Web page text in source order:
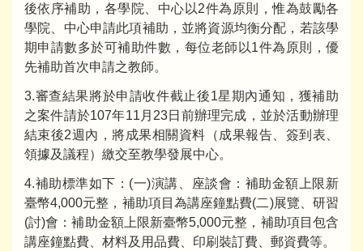
後依序補助，各學院、中心以2件為原則，惟為鼓勵各
學院、中心申請此項補助，並將資源均衡分配，若該學
期申請數多於可補助件數，每位老師以1件為原則，優
先補助首次申請之教師。
3.審查結果將於申請收件截止後1星期內通知，獲補助
之案件請於107年11月23日前辦理完成，並於活動辦理
結束後2週內，將成果相關資料（成果報告、簽到表、
領據及議程）繳交至教學發展中心。
4.補助標準如下：(一)演講、座談會：補助金額上限新
臺幣4,000元整，補助項目為講座鐘點費(二)展覽、研習
(討)會：補助金額上限新臺幣5,000元整，補助項目包含
講座鐘點費、材料及用品費、印刷裝訂費、郵資費等。